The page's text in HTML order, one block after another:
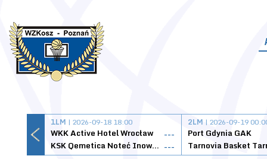
1LM | 2026-09-18 18:00
WKK Active Hotel Wrocław
---
KSK Qemetica Noteć Inowrocław ---
2LM | 2026-09-19
Port Gdynia GAK